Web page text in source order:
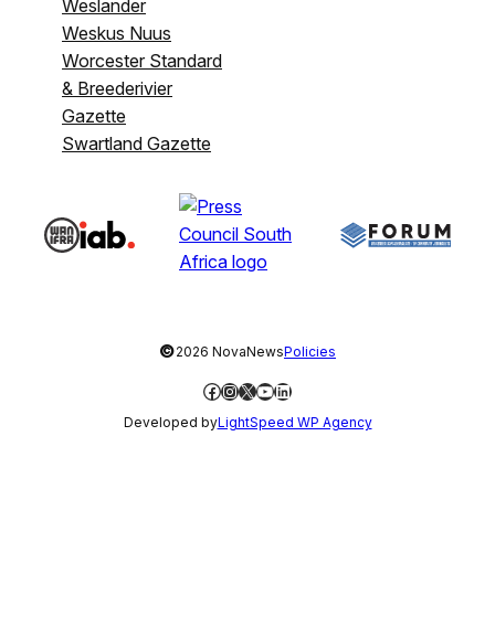
Weslander
Weskus Nuus
Worcester Standard
& Breederivier
Gazette
Swartland Gazette
©2026 NovaNewsPolicies
Facebook
Instagram
X YouTube
LinkedIn
Developed byLightSpeed WP Agency